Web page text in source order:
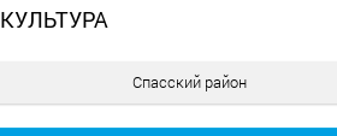
КУЛЬТУРА
Спасский район